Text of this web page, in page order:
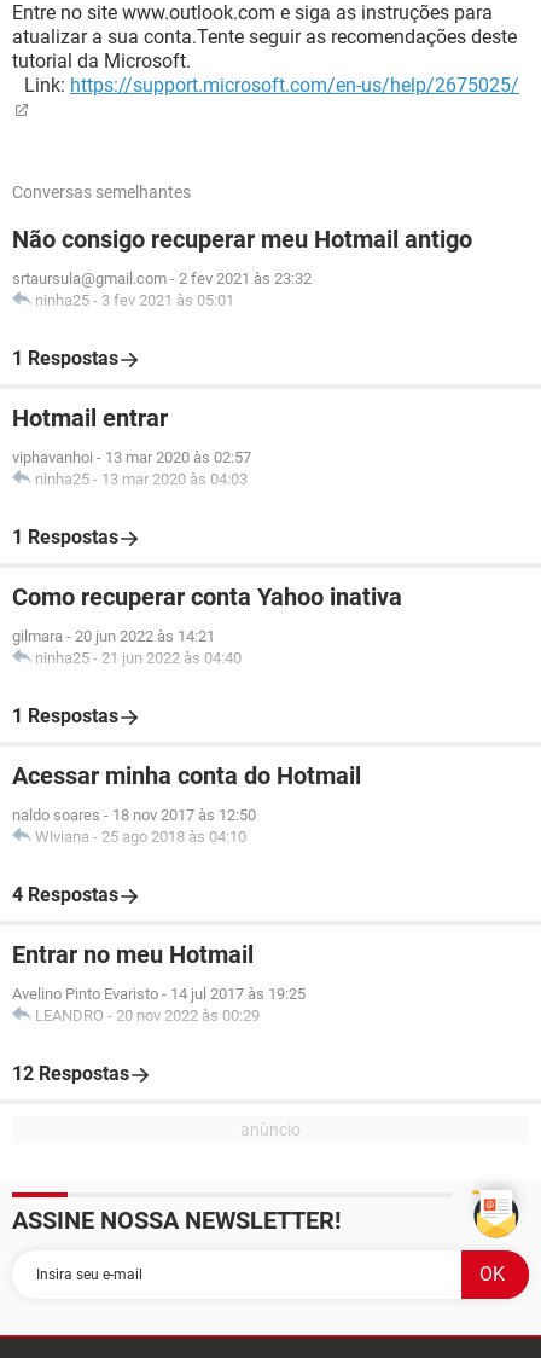
Entre no site www.outlook.com e siga as instruções para
atualizar a sua conta.Tente seguir as recomendações deste
tutorial da Microsoft.
Link: https://support.microsoft.com/en-us/help/2675025/
Conversas semelhantes
Não consigo recuperar meu Hotmail antigo
srtaursula@gmail.com - 2 fev 2021 às 23:32
ninha25 - 3 fev 2021 às 05:01
1 Respostas
Hotmail entrar
viphavanhoi - 13 mar 2020 às 02:57
ninha25 - 13 mar 2020 às 04:03
1 Respostas
Como recuperar conta Yahoo inativa
gilmara - 20 jun 2022 às 14:21
ninha25 - 21 jun 2022 às 04:40
1 Respostas
Acessar minha conta do Hotmail
naldo soares - 18 nov 2017 às 12:50
Wiviana - 25 ago 2018 às 04:10
4 Respostas
Entrar no meu Hotmail
Avelino Pinto Evaristo - 14 jul 2017 às 19:25
LEANDRO - 20 nov 2022 às 00:29
12 Respostas
ASSINE NOSSA NEWSLETTER!